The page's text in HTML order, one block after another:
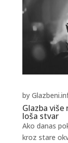
Glazba
loša stvar
by
Ako danas
kroz stare